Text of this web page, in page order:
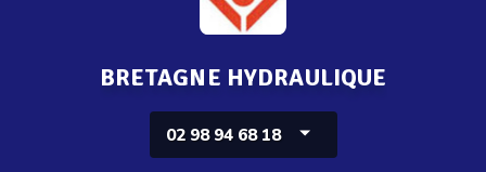
BRETAGNE HYDRAULIQUE
02 98 94 68 18